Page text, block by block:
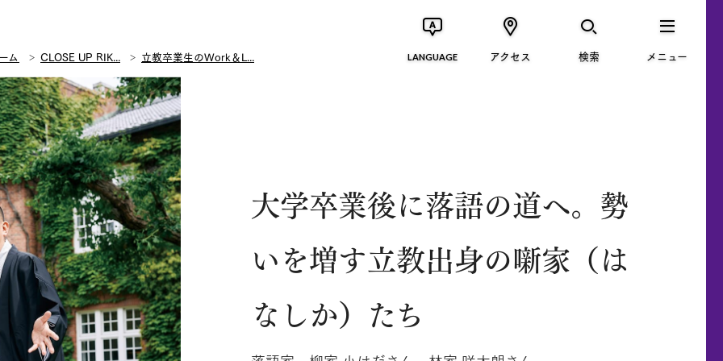
ム CLOSE UP RIK... 立教卒業生のWork＆L... LANGUAGE アクセス 検索 メニュー
大学卒業後に落語の道へ。勢
いを増す立教出身の噺家（は
なしか）たち